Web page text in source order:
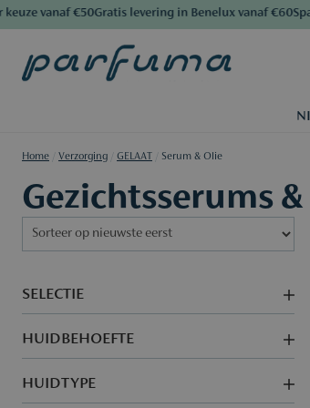
vanaf €50Gratis levering in Benelux vanaf €60Spaar
Home Verzorging GELAAT Serum & Olie
Gezichtsserums
SELECTIE
HUIDBEHOEFTE
HUIDTYPE